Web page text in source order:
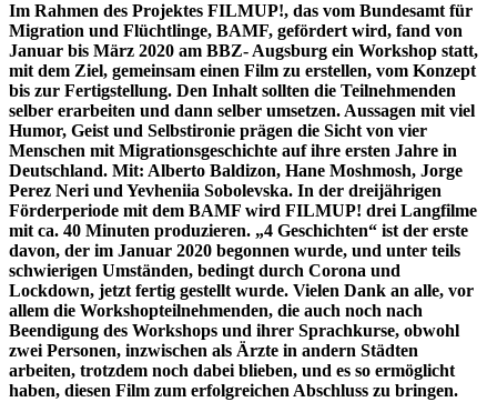
Im Rahmen des Projektes FILMUP!, das vom Bundesamt für
Migration und Flüchtlinge, BAMF, gefördert wird, fand von
Januar bis März 2020 am BBZ- Augsburg ein Workshop statt,
mit dem Ziel, gemeinsam einen Film zu erstellen, vom Konzept
bis zur Fertigstellung. Den Inhalt sollten die Teilnehmenden
selber erarbeiten und dann selber umsetzen. Aussagen mit viel
Humor, Geist und Selbstironie prägen die Sicht von vier
Menschen mit Migrationsgeschichte auf ihre ersten Jahre in
Deutschland. Mit: Alberto Baldizon, Hane Moshmosh, Jorge
Perez Neri und Yevheniia Sobolevska. In der dreijährigen
Förderperiode mit dem BAMF wird FILMUP! drei Langfilme
mit ca. 40 Minuten produzieren. „4 Geschichten“ ist der erste
davon, der im Januar 2020 begonnen wurde, und unter teils
schwierigen Umständen, bedingt durch Corona und
Lockdown, jetzt fertig gestellt wurde. Vielen Dank an alle, vor
allem die Workshopteilnehmenden, die auch noch nach
Beendigung des Workshops und ihrer Sprachkurse, obwohl
zwei Personen, inzwischen als Ärzte in andern Städten
arbeiten, trotzdem noch dabei blieben, und es so ermöglicht
haben, diesen Film zum erfolgreichen Abschluss zu bringen.